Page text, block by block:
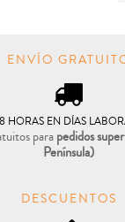
ENVÍO
HORAS EN DÍAS
parapedidos
Península)
DESCUENTOS